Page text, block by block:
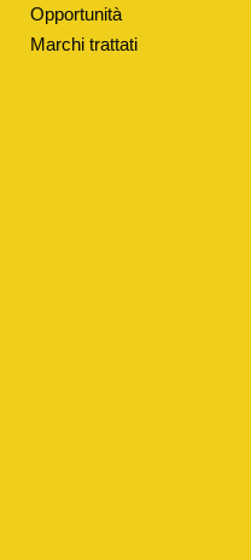
X
T
Opportunità
Marchi trattati